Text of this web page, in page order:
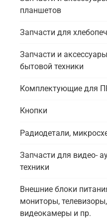
планшетов
Запчасти для
Запчасти и
бытовой техники
Комплектующие для
Кнопки
Радиодетали,
Запчасти для видео-
техники
Внешние блоки
мониторы, телевизоры,
видеокамеры и пр.